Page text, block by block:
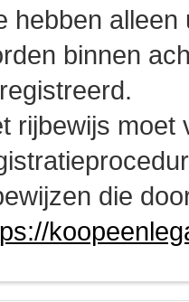
hebben
binnen
rijbewijs moet
die